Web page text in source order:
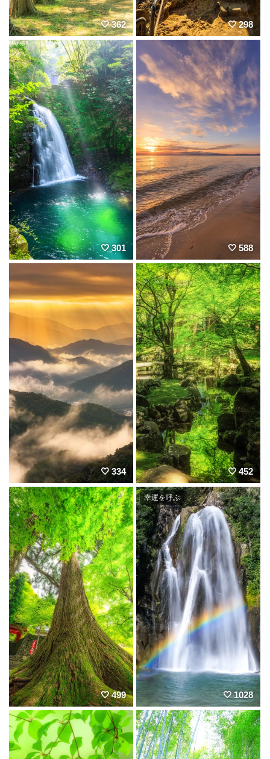
362 298
301 588
334 452
499
幸運を呼ぶ
1028